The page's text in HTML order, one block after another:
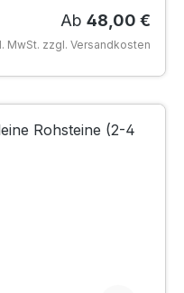
Regulärer
Ab 48,00 €
MwSt. zzgl. Versandkosten